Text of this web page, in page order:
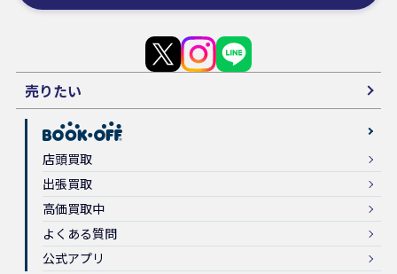
売りたい
店頭買取
出張買取
高価買取中
よくある質問
公式アプリ